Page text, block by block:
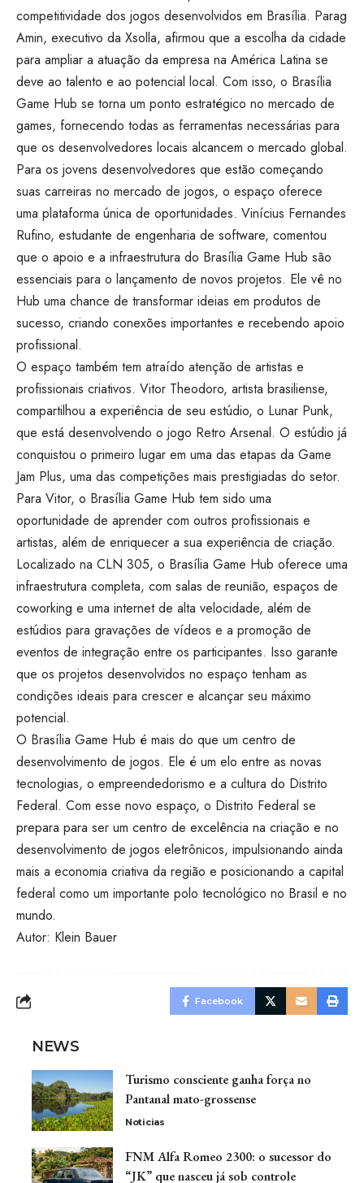
competitividade dos jogos desenvolvidos em Brasília. Parag
Amin, executivo da Xsolla, afirmou que a escolha da cidade
para ampliar a atuação da empresa na América Latina se
deve ao talento e ao potencial local. Com isso, o Brasília
Game Hub se torna um ponto estratégico no mercado de
games, fornecendo todas as ferramentas necessárias para
que os desenvolvedores locais alcancem o mercado global.
Para os jovens desenvolvedores que estão começando
suas carreiras no mercado de jogos, o espaço oferece
uma plataforma única de oportunidades. Vinícius Fernandes
Rufino, estudante de engenharia de software, comentou
que o apoio e a infraestrutura do Brasília Game Hub são
essenciais para o lançamento de novos projetos. Ele vê no
Hub uma chance de transformar ideias em produtos de
sucesso, criando conexões importantes e recebendo apoio
profissional.
O espaço também tem atraído atenção de artistas e
profissionais criativos. Vitor Theodoro, artista brasiliense,
compartilhou a experiência de seu estúdio, o Lunar Punk,
que está desenvolvendo o jogo Retro Arsenal. O estúdio já
conquistou o primeiro lugar em uma das etapas da Game
Jam Plus, uma das competições mais prestigiadas do setor.
Para Vitor, o Brasília Game Hub tem sido uma
oportunidade de aprender com outros profissionais e
artistas, além de enriquecer a sua experiência de criação.
Localizado na CLN 305, o Brasília Game Hub oferece uma
infraestrutura completa, com salas de reunião, espaços de
coworking e uma internet de alta velocidade, além de
estúdios para gravações de vídeos e a promoção de
eventos de integração entre os participantes. Isso garante
que os projetos desenvolvidos no espaço tenham as
condições ideais para crescer e alcançar seu máximo
potencial.
O Brasília Game Hub é mais do que um centro de
desenvolvimento de jogos. Ele é um elo entre as novas
tecnologias, o empreendedorismo e a cultura do Distrito
Federal. Com esse novo espaço, o Distrito Federal se
prepara para ser um centro de excelência na criação e no
desenvolvimento de jogos eletrônicos, impulsionando ainda
mais a economia criativa da região e posicionando a capital
federal como um importante polo tecnológico no Brasil e no
mundo.
Autor: Klein Bauer
Facebook
NEWS
Turismo consciente ganha força no
Pantanal mato-grossense
Noticias
FNM Alfa Romeo 2300: o sucessor do
“JK” que nasceu já sob controle